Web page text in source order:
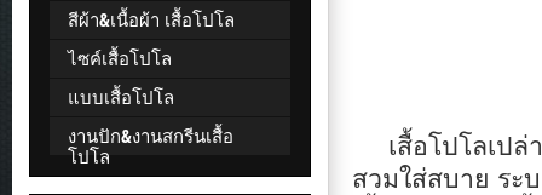
เสื้อโปโลเปล่
สวมใส่สบาย ระ
สีผ้า&เนื้อผ้า เสื้อโปโล
ไซค์เสื้อโปโล
แบบเสื้อโปโล
งานปัก&งานสกรีนเสื้อ
โปโล